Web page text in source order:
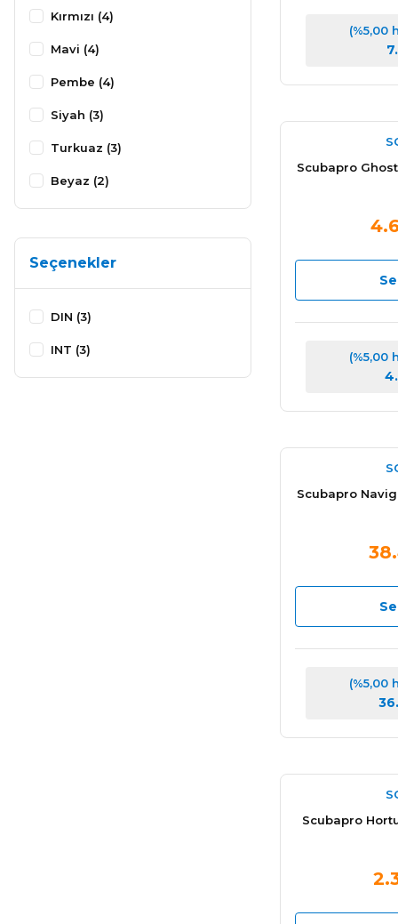
Kırmızı (4)
Mavi (4)
Pembe (4)
Siyah (3)
Turkuaz (3)
Beyaz (2)
Gri (2)
Turuncu (2)
Renkli (1)
Sarı Siyah (1)
Seçenekler
DIN (3)
INT (3)
(%5,00
Scubapro
(%5,00
Scubapro
(%5,00
Scubapro